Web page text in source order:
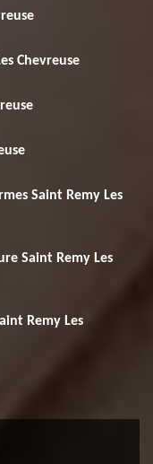
Chevreuse
Saint Remy Les
Saint Remy Les
Remy Les